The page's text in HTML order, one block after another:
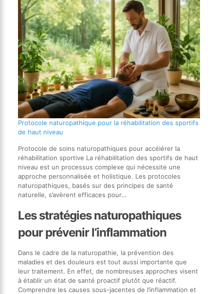
Protocole naturopathique pour la réhabilitation des sportifs
de haut niveau
Protocole de soins naturopathiques pour accélérer la
réhabilitation sportive La réhabilitation des sportifs de haut
niveau est un processus complexe qui nécessite une
approche personnalisée et holistique. Les protocoles
naturopathiques, basés sur des principes de santé
naturelle, s’avèrent efficaces pour…
Les stratégies naturopathiques
pour prévenir l’inflammation
Dans le cadre de la naturopathie, la prévention des
maladies et des douleurs est tout aussi importante que
leur traitement. En effet, de nombreuses approches visent
à établir un état de santé proactif plutôt que réactif.
Comprendre les causes sous-jacentes de l’inflammation et